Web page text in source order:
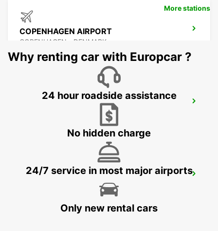
COPENHAGEN AIRPORT
COPENHAGEN - DENMARK
LANDSKRONA
LANDSKRONA - SWEDEN
More stations
Why renting car with Europcar ?
24 hour roadside assistance
No hidden charge
24/7 service in most major airports
Only new rental cars